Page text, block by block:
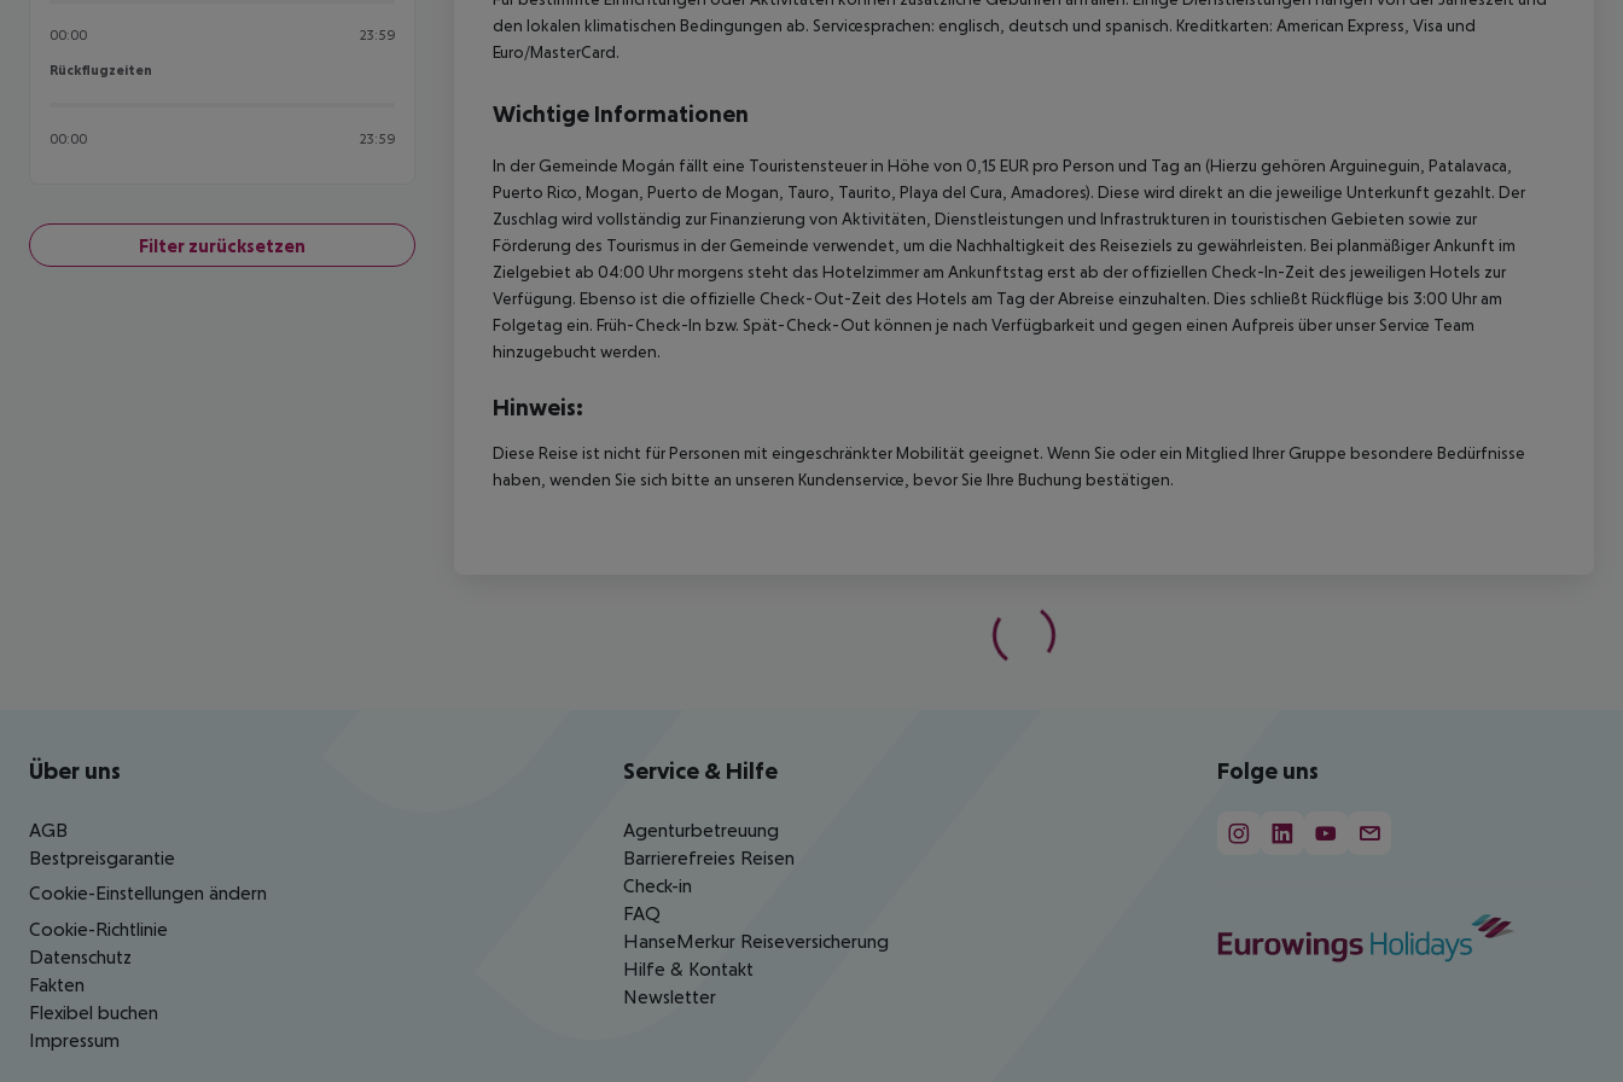
00:00 23:59
Rückflugzeiten
Rückflugzeiten
00:00 23:59
Filter zurücksetzen
den lokalen klimatischen Bedingungen ab. Servicesprachen: englisch, deutsch und spanisch. Kreditkarten: American Express, Visa und
Euro/MasterCard.
Wichtige Informationen
In der Gemeinde Mogán fällt eine Touristensteuer in Höhe von 0,15 EUR pro Person und Tag an (Hierzu gehören Arguineguin, Patalavaca,
Puerto Rico, Mogan, Puerto de Mogan, Tauro, Taurito, Playa del Cura, Amadores). Diese wird direkt an die jeweilige Unterkunft gezahlt. Der
Zuschlag wird vollständig zur Finanzierung von Aktivitäten, Dienstleistungen und Infrastrukturen in touristischen Gebieten sowie zur
Förderung des Tourismus in der Gemeinde verwendet, um die Nachhaltigkeit des Reiseziels zu gewährleisten. Bei planmäßiger Ankunft im
Zielgebiet ab 04:00 Uhr morgens steht das Hotelzimmer am Ankunftstag erst ab der offiziellen Check-In-Zeit des jeweiligen Hotels zur
Verfügung. Ebenso ist die offizielle Check-Out-Zeit des Hotels am Tag der Abreise einzuhalten. Dies schließt Rückflüge bis 3:00 Uhr am
Folgetag ein. Früh-Check-In bzw. Spät-Check-Out können je nach Verfügbarkeit und gegen einen Aufpreis über unser Service Team
hinzugebucht werden.
Hinweis:
Diese Reise ist nicht für Personen mit eingeschränkter Mobilität geeignet. Wenn Sie oder ein Mitglied Ihrer Gruppe besondere Bedürfnisse
haben, wenden Sie sich bitte an unseren Kundenservice, bevor Sie Ihre Buchung bestätigen.
Footer navigation
Über uns
AGB
Bestpreisgarantie
Cookie-Einstellungen ändern
Cookie-Richtlinie
Datenschutz
Fakten
Flexibel buchen
Impressum
Service & Hilfe
Agenturbetreuung
Barrierefreies Reisen
Check-in
FAQ
HanseMerkur Reiseversicherung
Hilfe & Kontakt
Newsletter
Folge uns